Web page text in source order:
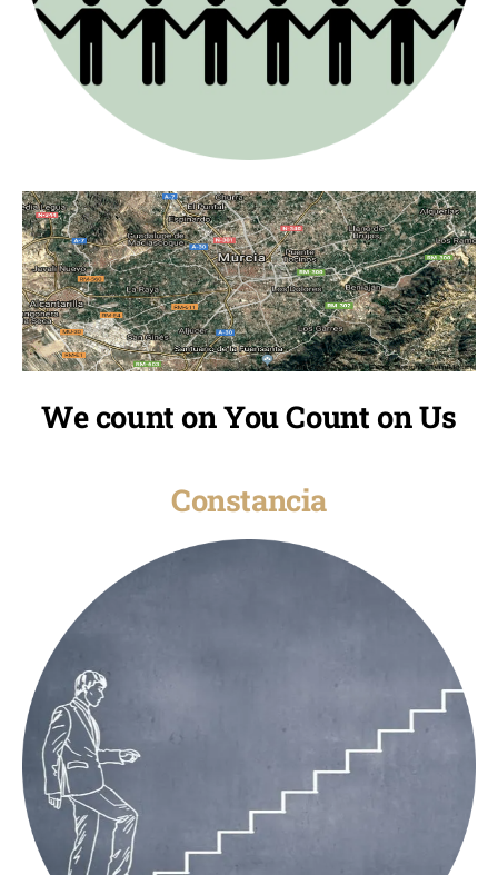
We count on You Count on Us
Constancia